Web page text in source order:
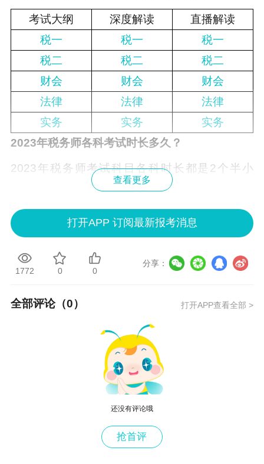
考试大纲 深度解读
直播解读
税一
税一
税一
税二
税二
税二
财会
财会
财会
法律
法律
法律
实务
实务
实务
2023年税务师各科考试时长多久？
2023年税务师考试科目各科时长都是2个半小
2023年11月18日：
09:00—11:30 税法（一）
13:00—15:30 税法（二）
09:00—11:30 财务与会计
14:00—16:30 涉税服务实务
2023年税务师各科成绩合格标准多少分？
根据人力资源社会保障部《关于33项专业技术人
员职业资格考试实行相对固定合格标准有关事项
查看更多
打开APP 订阅最新报考消息
1772 0 0
分享：
全部评论（0） 打开APP查看全部 >
还没有评论哦
抢首评